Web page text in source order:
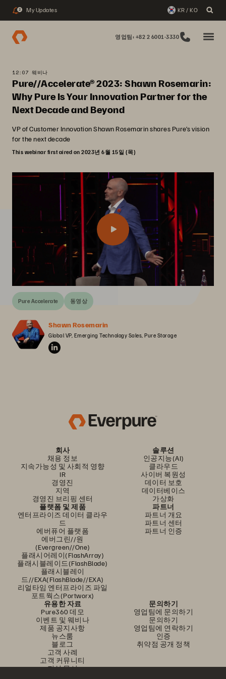
2 My Updates KR / KO
영업팀: +82 2 6001-3330
12:07 웨비나
Pure//Accelerate® 2023: Shawn Rosemarin:
Why Pure Is Your Innovation Partner for the
Next Decade and Beyond
VP of Customer Innovation Shawn Rosemarin shares Pure’s vision
for the next decade
This webinar first aired on 2023년 6월 15일 (목)
Pure Accelerate 동영상
Shawn Rosemarin
Global VP, Emerging Technology Sales, Pure Storage
회사
채용 정보
지속가능성 및 사회적 영향
IR
경영진
지역
경영진 브리핑 센터
솔루션
인공지능(AI)
클라우드
사이버 복원성
데이터 보호
데이터베이스
가상화
플랫폼 및 제품
엔터프라이즈 데이터 클라우
드
에버퓨어 플랫폼
에버그린//원
(Evergreen//One)
플래시어레이(FlashArray)
플래시블레이드(FlashBlade)
플래시블레이
드//EXA(FlashBlade//EXA)
리얼타임 엔터프라이즈 파일
포트웍스(Portworx)
파트너
파트너 개요
파트너 센터
파트너 인증
유용한 자료
Pure360 데모
이벤트 및 웨비나
제품 공지사항
뉴스룸
블로그
고객 사례
고객 커뮤니티
지식 문서
문의하기
영업팀에 문의하기
문의하기
영업팀에 연락하기
인증
취약점 공개 정책